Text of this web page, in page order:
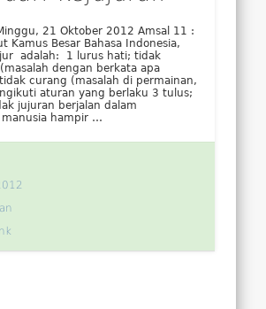
21 Oktober 2012 Amsal 11 :
Kamus Besar Bahasa Indonesia,
adalah: 1 lurus hati; tidak
dengan berkata apa
curang (masalah di permainan,
aturan yang berlaku 3 tulus;
jujuran berjalan dalam
hampir …